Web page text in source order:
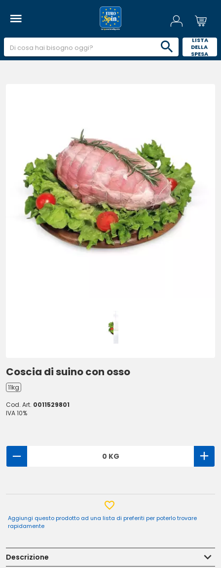
LISTA
DELLA
SPESA
Coscia di suino con osso
11kg
Cod. Art. 0011529801
IVA 10%
0 KG
Aggiungi questo prodotto ad una lista di preferiti per poterlo trovare
rapidamente
Descrizione